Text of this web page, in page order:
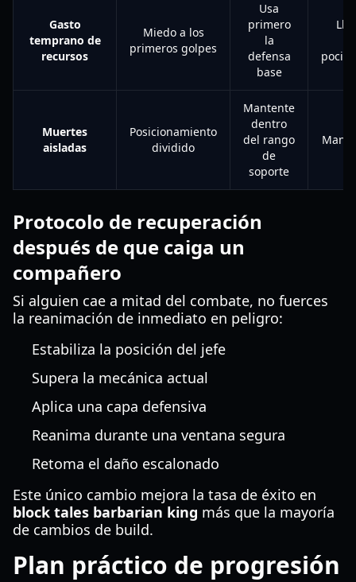
Gasto
temprano de
recursos
Miedo a los
primeros golpes
Usa
primero
la
defensa
base
Muertes
aisladas
Posicionamiento
dividido
Mantente
dentro
del rango
de
soporte
Protocolo de recuperación
después de que caiga un
compañero
Si alguien cae a mitad del combate, no fuerces
la reanimación de inmediato en peligro:
Estabiliza la posición del jefe
Supera la mecánica actual
Aplica una capa defensiva
Reanima durante una ventana segura
Retoma el daño escalonado
Este único cambio mejora la tasa de éxito en
block tales barbarian king más que la mayoría
de cambios de build.
Plan práctico de progresión